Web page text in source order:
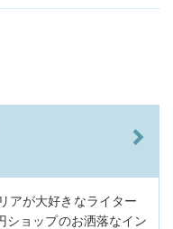
アが大好きなライター
ョップのお洒落なイン